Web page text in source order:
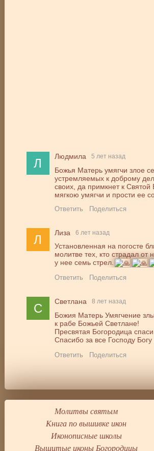
Л Людмила 5 лет назад
Божья Матерь умягчи злое
устремляемых к доброму
своих, да примкнет к
мягкою умягчи и прости ее
Ответить Поделиться
Л Лиза 6 лет назад
Установленная на погосте
молитве тех, кто страдал
у нее семь стрел.
Ответить Поделиться
С Светлана 8 лет назад
Божия Матерь Умягчение
к рабе Божьей Светлане!
Пресвятая Богородица
Спасибо за все Господу
Ответить Поделиться
Молитвы святым
Книга по вышивке икон
Иконописные школы
Вышитые иконы Богородицы